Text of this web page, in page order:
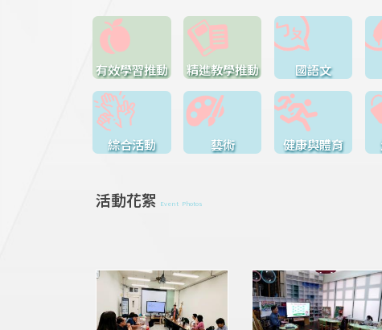
有效學習推動 精進教學推動 國語文
綜合活動 藝術 健康與體育
活動花絮 Event Photos